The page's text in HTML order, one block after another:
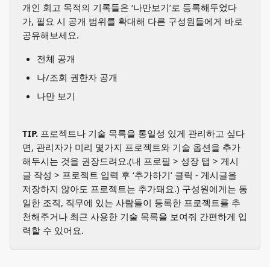
개인 회고 목적의 기록들은 ‘나만보기’로 등록해두었다
가, 필요 시 공개 범위를 확대해 다른 구성원들에게 바로
공유해보세요.
전체 공개
나/조회 권한자 공개
나만 보기
TIP. 프로젝트나 기술 목록을 통일성 있게 관리하고 싶다
면, 관리자가 미리 몇가지 프로젝트와 기술 옵션을 추가
해두시는 것을 권장드려요.(내 프로필 > 성장 탭 > 게시
글 작성 > 프로젝트 입력 후 ‘추가하기’ 클릭 - 게시글을
저장하지 않아도 프로젝트는 추가돼요.) 구성원에게는 동
일한 조직, 직무에 있는 사람들이 등록한 프로젝트를 추
천해주거나 최근 사용한 기술 목록을 보여줘 간편하게 입
력할 수 있어요.